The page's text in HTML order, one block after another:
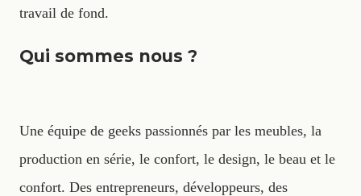
travail de fond.
Qui sommes nous ?
Une équipe de geeks passionnés par les meubles, la
production en série, le confort, le design, le beau et le
confort. Des entrepreneurs, développeurs, des